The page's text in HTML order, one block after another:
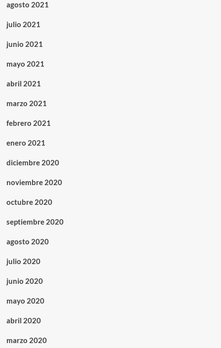
agosto 2021
julio 2021
junio 2021
mayo 2021
abril 2021
marzo 2021
febrero 2021
enero 2021
diciembre 2020
noviembre 2020
octubre 2020
septiembre 2020
agosto 2020
julio 2020
junio 2020
mayo 2020
abril 2020
marzo 2020